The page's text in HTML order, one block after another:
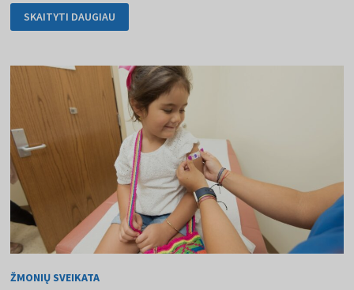
IR
JOS
SKAITYTI DAUGIAU
ŽMONIŲ SVEIKATA